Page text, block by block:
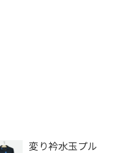
変り衿水玉プル